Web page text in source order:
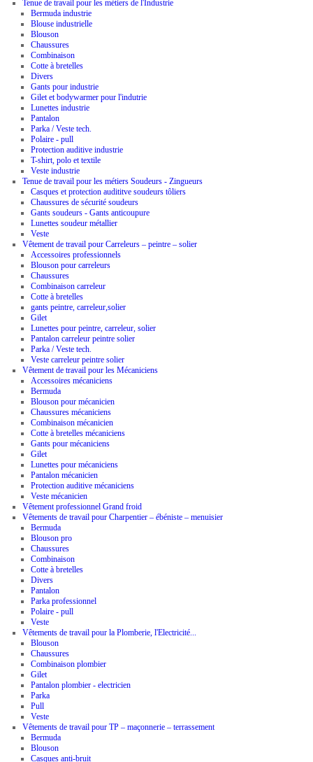
Tenue de travail pour les métiers de l'Industrie
Bermuda industrie
Blouse industrielle
Blouson
Chaussures
Combinaison
Cotte à bretelles
Divers
Gants pour industrie
Gilet et bodywarmer pour l'indutrie
Lunettes industrie
Pantalon
Parka / Veste tech.
Polaire - pull
Protection auditive industrie
T-shirt, polo et textile
Veste industrie
Tenue de travail pour les métiers Soudeurs - Zingueurs
Casques et protection audititve soudeurs tôliers
Chaussures de sécurité soudeurs
Gants soudeurs - Gants anticoupure
Lunettes soudeur métallier
Veste
Vêtement de travail pour Carreleurs – peintre – solier
Accessoires professionnels
Blouson pour carreleurs
Chaussures
Combinaison carreleur
Cotte à bretelles
gants peintre, carreleur,solier
Gilet
Lunettes pour peintre, carreleur, solier
Pantalon carreleur peintre solier
Parka / Veste tech.
Veste carreleur peintre solier
Vêtement de travail pour les Mécaniciens
Accessoires mécaniciens
Bermuda
Blouson pour mécanicien
Chaussures mécaniciens
Combinaison mécanicien
Cotte à bretelles mécaniciens
Gants pour mécaniciens
Gilet
Lunettes pour mécaniciens
Pantalon mécanicien
Protection auditive mécaniciens
Veste mécanicien
Vêtement professionnel Grand froid
Vêtements de travail pour Charpentier – ébéniste – menuisier
Bermuda
Blouson pro
Chaussures
Combinaison
Cotte à bretelles
Divers
Pantalon
Parka professionnel
Polaire - pull
Veste
Vêtements de travail pour la Plomberie, l'Electricité...
Blouson
Chaussures
Combinaison plombier
Gilet
Pantalon plombier - electricien
Parka
Pull
Veste
Vêtements de travail pour TP – maçonnerie – terrassement
Bermuda
Blouson
Casques anti-bruit